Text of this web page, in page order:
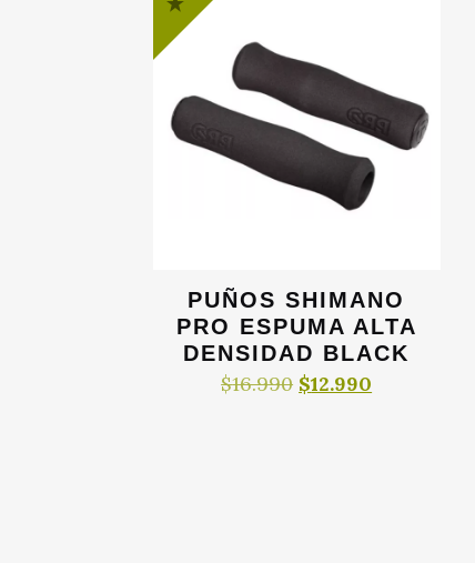
PUÑOS SHIMANO
PRO ESPUMA ALTA
DENSIDAD BLACK
$16.990 El
$12.990